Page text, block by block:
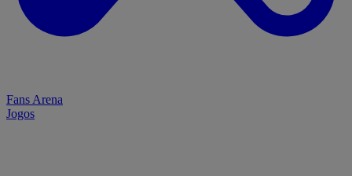
Fans Arena
Jogos